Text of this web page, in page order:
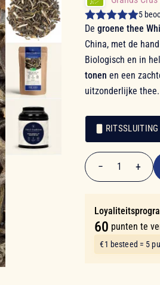
5
Degroene thee
China, met de
Biologisch en in
tonen en een
uitzonderlijke thee.
Verpakking
Verpakking
€ 11,90
− 1 +
Aantal
60 punten te
€1 besteed = 5